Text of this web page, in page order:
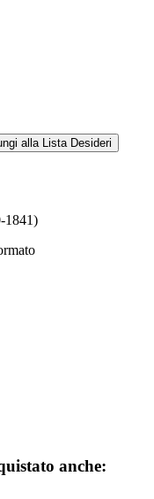
alla Lista Desideri
1841)
anche: